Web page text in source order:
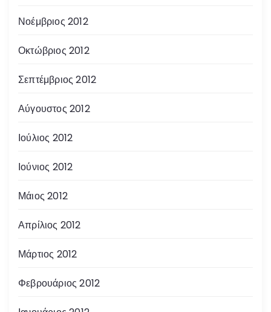
Νοέμβριος 2012
Οκτώβριος 2012
Σεπτέμβριος 2012
Αύγουστος 2012
Ιούλιος 2012
Ιούνιος 2012
Μάιος 2012
Απρίλιος 2012
Μάρτιος 2012
Φεβρουάριος 2012